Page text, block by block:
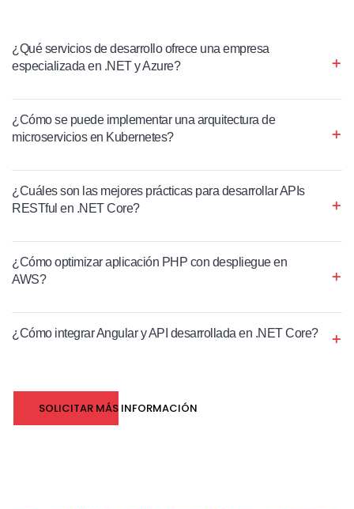
¿Qué servicios de desarrollo ofrece una empresa
especializada en .NET y Azure?
¿Cómo se puede implementar una arquitectura de
microservicios en Kubernetes?
¿Cuáles son las mejores prácticas para desarrollar APIs
RESTful en .NET Core?
¿Cómo optimizar aplicación PHP con despliegue en
AWS?
¿Cómo integrar Angular y API desarrollada en .NET Core?
SOLICITAR MÁS INFORMACIÓN